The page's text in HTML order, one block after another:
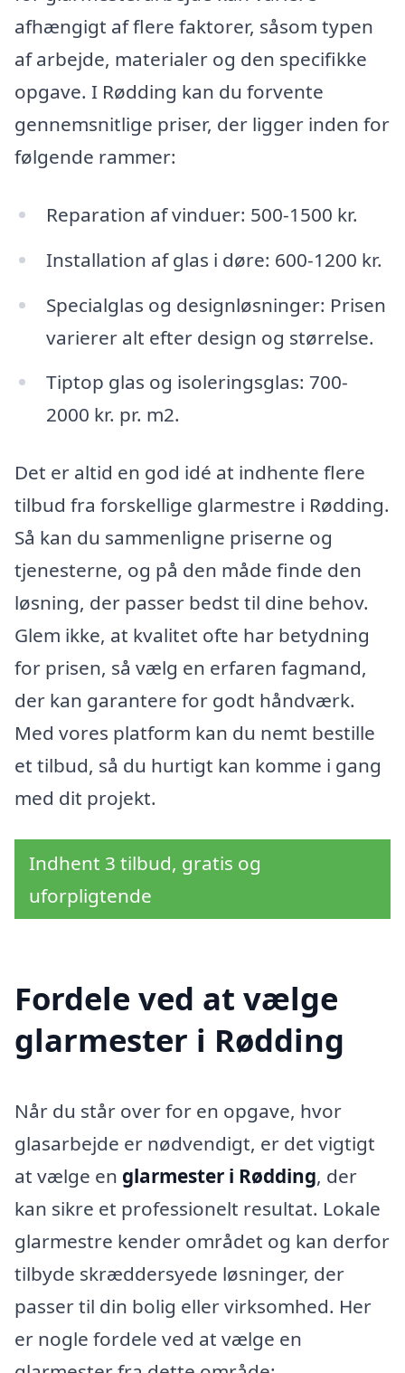
afhængigt af flere faktorer, såsom typen
af arbejde, materialer og den specifikke
opgave. I Rødding kan du forvente
gennemsnitlige priser, der ligger inden for
følgende rammer:
Reparation af vinduer: 500-1500 kr.
Installation af glas i døre: 600-1200 kr.
Specialglas og designløsninger: Prisen
varierer alt efter design og størrelse.
Tiptop glas og isoleringsglas: 700-
2000 kr. pr. m2.
Det er altid en god idé at indhente flere
tilbud fra forskellige glarmestre i Rødding.
Så kan du sammenligne priserne og
tjenesterne, og på den måde finde den
løsning, der passer bedst til dine behov.
Glem ikke, at kvalitet ofte har betydning
for prisen, så vælg en erfaren fagmand,
der kan garantere for godt håndværk.
Med vores platform kan du nemt bestille
et tilbud, så du hurtigt kan komme i gang
med dit projekt.
Indhent 3 tilbud, gratis og
uforpligtende
Fordele ved at vælge
glarmester i Rødding
Når du står over for en opgave, hvor
glasarbejde er nødvendigt, er det vigtigt
at vælge en glarmester i Rødding, der
kan sikre et professionelt resultat. Lokale
glarmestre kender området og kan derfor
tilbyde skræddersyede løsninger, der
passer til din bolig eller virksomhed. Her
er nogle fordele ved at vælge en